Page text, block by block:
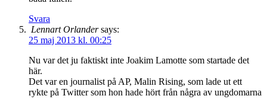
Svara
Lennart Orlander says:
25 maj 2013 kl. 00:25
Nu var det ju faktiskt inte Joakim Lamotte som startade det
här.
Det var en journalist på AP, Malin Rising, som lade ut ett
rykte på Twitter som hon hade hört från några av ungdomarna